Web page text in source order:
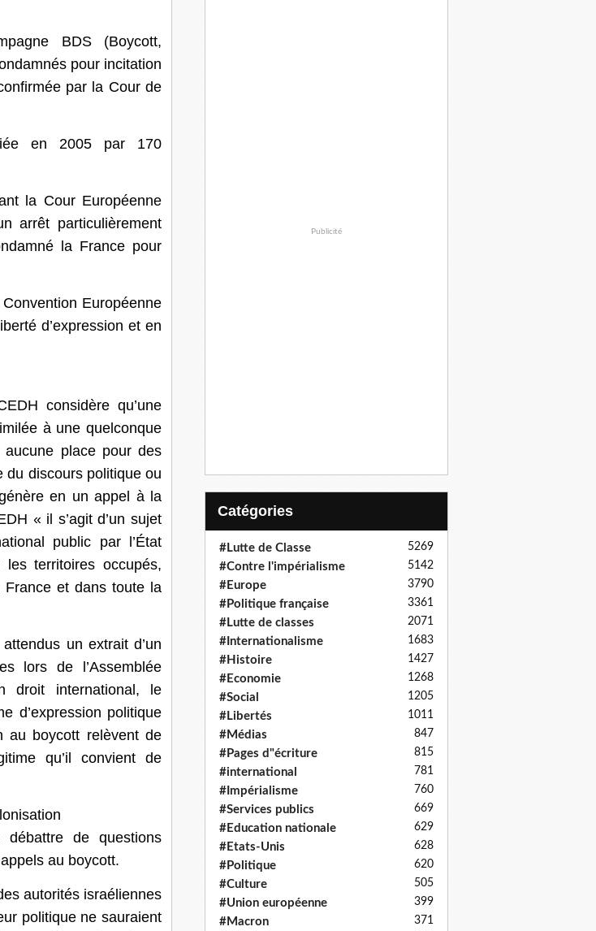
BDS (Boycott,
pour incitation
par la Cour de
en 2005 par 170
la Cour Européenne
arrêt particulièrement
la France pour
Européenne
d’expression et en
considère qu’une
à une quelconque
place pour des
du discours politique ou
en un appel à la
« il s’agit d’un sujet
public par l’État
territoires occupés,
France et dans toute la
un extrait d’un
lors de l’Assemblée
droit international, le
d’expression politique
au boycott relèvent de
qu’il convient de
de questions
au boycott.
autorités israéliennes
politique ne sauraient
Publicité
Catégories
#Lutte de Classe 5269
#Contre l'impérialisme 5142
#Europe 3790
#Politique française 3361
#Lutte de classes 2071
#Internationalisme 1683
#Histoire 1427
#Economie 1268
#Social 1205
#Libertés 1011
#Médias 847
#Pages d"écriture 815
#international 781
#Impérialisme 760
#Services publics 669
#Education nationale 629
#Etats-Unis 628
#Politique 620
#Culture 505
#Union européenne 399
#Macron 371